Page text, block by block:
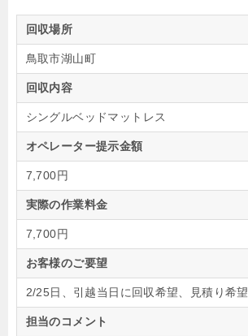
回収場所
鳥取市湖山町
回収内容
シングルベッドマットレス
オペレーター提示金額
7,700円
実際の作業料金
7,700円
お客様のご要望
2/25日、引越当日に回収希望、見積り希望
担当のコメント